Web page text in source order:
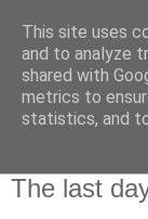
The last
This site uses
and to analyze
shared with
metrics to
statistics, and